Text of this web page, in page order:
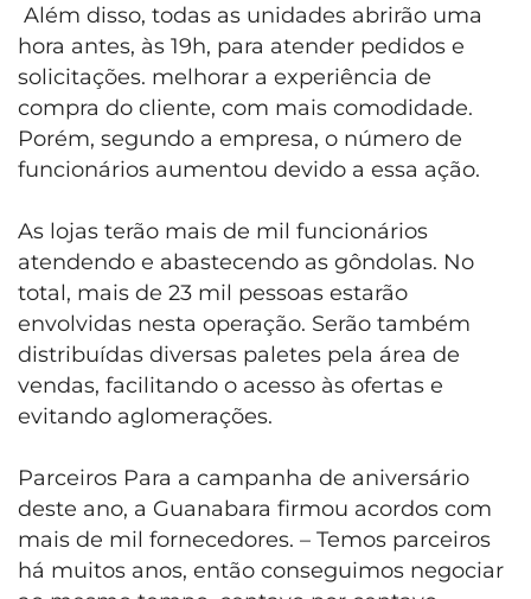
Além disso, todas as unidades abrirão uma
hora antes, às 19h, para atender pedidos e
solicitações. melhorar a experiência de
compra do cliente, com mais comodidade.
Porém, segundo a empresa, o número de
funcionários aumentou devido a essa ação.
As lojas terão mais de mil funcionários
atendendo e abastecendo as gôndolas. No
total, mais de 23 mil pessoas estarão
envolvidas nesta operação. Serão também
distribuídas diversas paletes pela área de
vendas, facilitando o acesso às ofertas e
evitando aglomerações.
Parceiros Para a campanha de aniversário
deste ano, a Guanabara firmou acordos com
mais de mil fornecedores. – Temos parceiros
há muitos anos, então conseguimos negociar